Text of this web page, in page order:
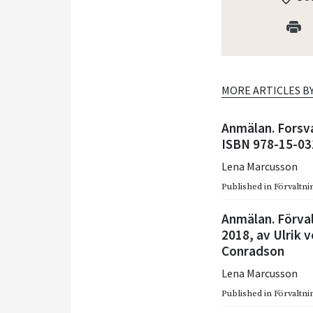
MORE ARTICLES
Anmälan.
ISBN 978-15-
Lena Marcusson
Published in
Anmälan.
2018, av Ulrik
Conradson
Lena Marcusson
Published in